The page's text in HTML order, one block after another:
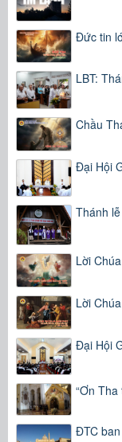
Đức tin
LBT:
Chầu
Đại Hội
Thánh
Lời
Lời
Đại Hội
“Ơn Tha
ĐTC